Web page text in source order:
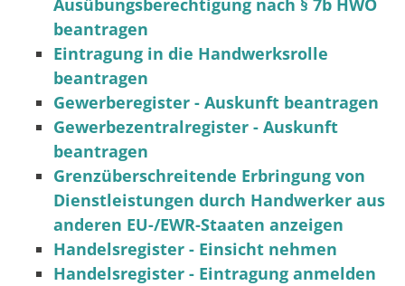
Ausübungsberechtigung nach § 7b HWO
beantragen
Eintragung in die Handwerksrolle
beantragen
Gewerberegister - Auskunft beantragen
Gewerbezentralregister - Auskunft
beantragen
Grenzüberschreitende Erbringung von
Dienstleistungen durch Handwerker aus
anderen EU-/EWR-Staaten anzeigen
Handelsregister - Einsicht nehmen
Handelsregister - Eintragung anmelden